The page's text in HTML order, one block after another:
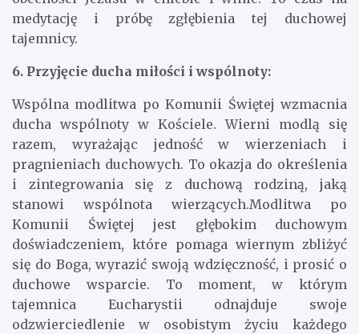
medytację i próbę zgłębienia tej duchowej
tajemnicy.
6. Przyjęcie ducha miłości i wspólnoty:
Wspólna modlitwa po Komunii Świętej wzmacnia
ducha wspólnoty w Kościele. Wierni modlą się
razem, wyrażając jedność w wierzeniach i
pragnieniach duchowych. To okazja do określenia
i zintegrowania się z duchową rodziną, jaką
stanowi wspólnota wierzących.Modlitwa po
Komunii Świętej jest głębokim duchowym
doświadczeniem, które pomaga wiernym zbliżyć
się do Boga, wyrazić swoją wdzięczność, i prosić o
duchowe wsparcie. To moment, w którym
tajemnica Eucharystii odnajduje swoje
odzwierciedlenie w osobistym życiu każdego